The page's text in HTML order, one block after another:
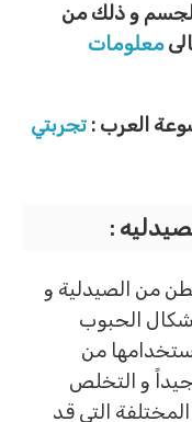
و ذلك من
معلومات
العرب : تجربتي
:
من الصيدلية و
الحبوب
من
و التخلص
التى قد